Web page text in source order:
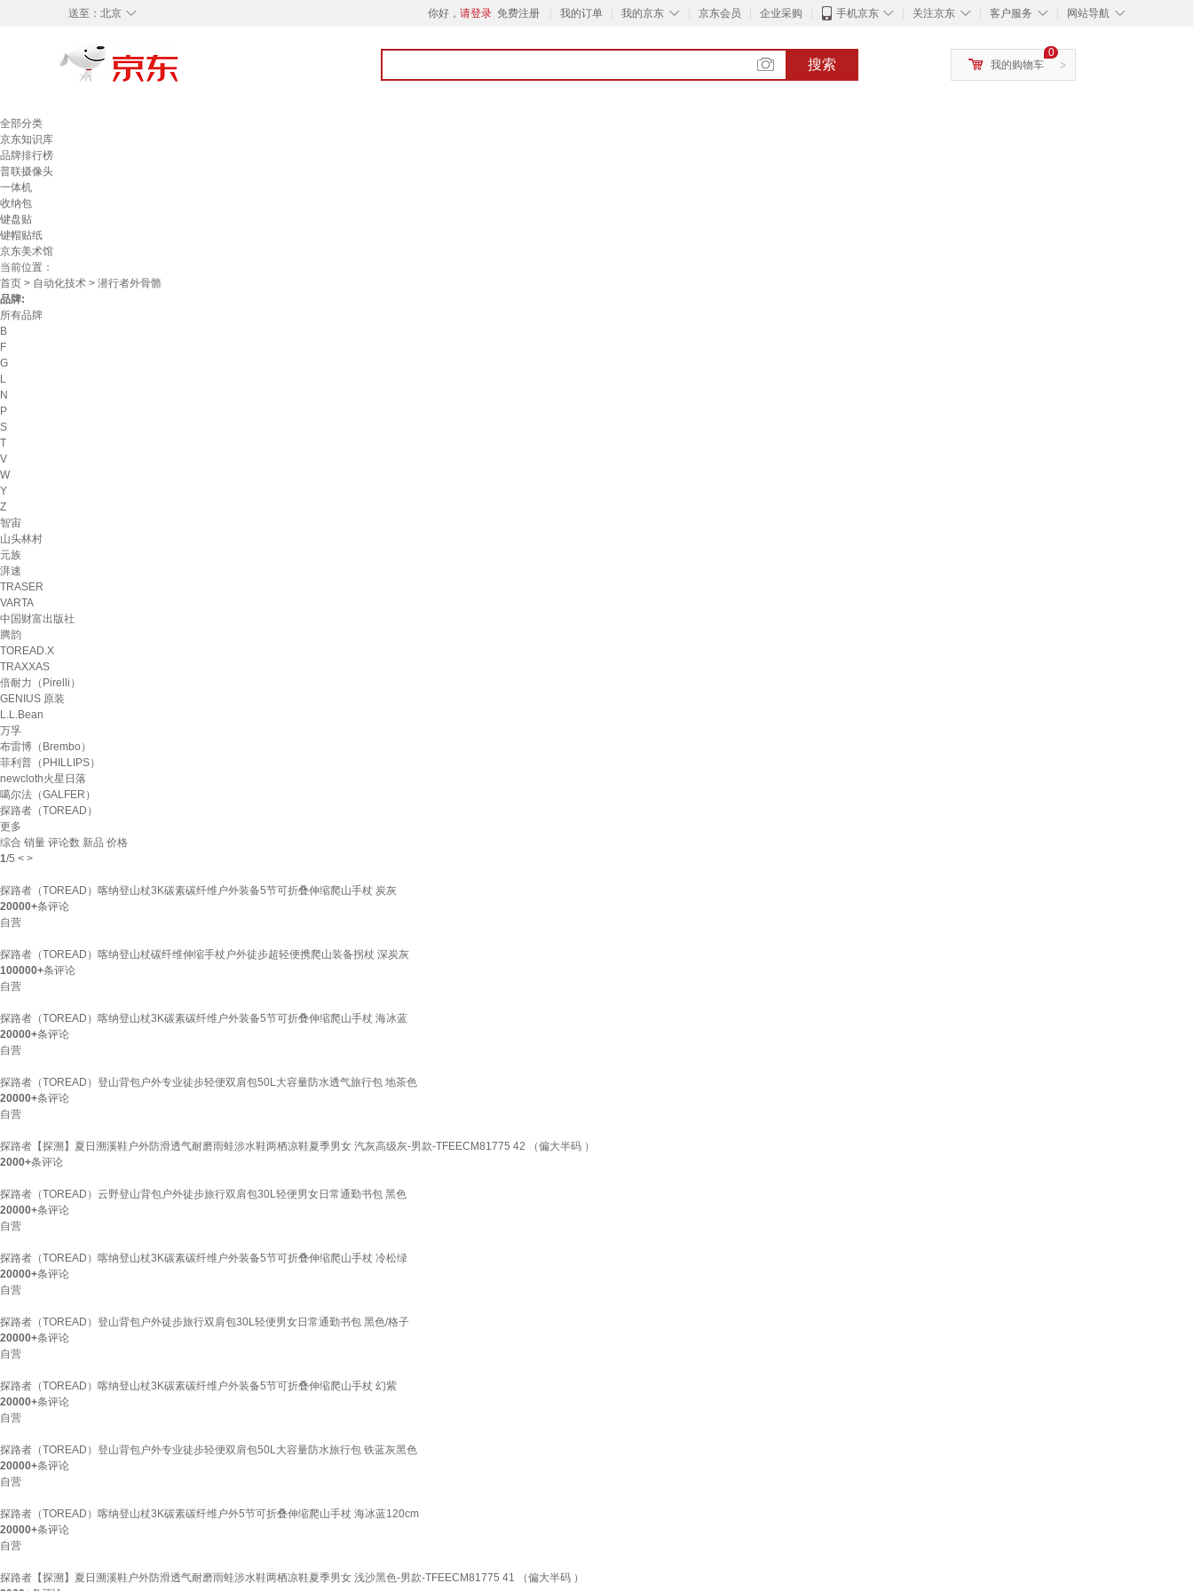
◇
送至： 北京 你好， 请登录 免费注册 我的订单 ◇
我的京东 京东会员 企业采购 ◇
手机京东 ◇
关注京东 ◇
客户服务 ◇
网站导航
搜索 >
0
我的购物车
全部分类
京东知识库
品牌排行榜
普联摄像头
一体机
收纳包
键盘贴
键帽贴纸
京东美术馆
当前位置：
首页 > 自动化技术 > 潜行者外骨骼
品牌:
所有品牌
B
F
G
L
N
P
S
T
V
W
Y
Z
智宙
山头林村
元族
湃速
TRASER
VARTA
中国财富出版社
腾韵
TOREAD.X
TRAXXAS
倍耐力（Pirelli）
GENIUS 原装
L.L.Bean
万孚
布雷博（Brembo）
菲利普（PHILLIPS）
newcloth火星日落
噶尔法（GALFER）
探路者（TOREAD）
更多
综合 销量 评论数 新品 价格
1/5 < >
探路者（TOREAD）喀纳登山杖3K碳素碳纤维户外装备5节可折叠伸缩爬山手杖 炭灰
20000+条评论
自营
探路者（TOREAD）喀纳登山杖碳纤维伸缩手杖户外徒步超轻便携爬山装备拐杖 深炭灰
100000+条评论
自营
探路者（TOREAD）喀纳登山杖3K碳素碳纤维户外装备5节可折叠伸缩爬山手杖 海冰蓝
20000+条评论
自营
探路者（TOREAD）登山背包户外专业徒步轻便双肩包50L大容量防水透气旅行包 地茶色
20000+条评论
自营
探路者【探溯】夏日溯溪鞋户外防滑透气耐磨雨蛙涉水鞋两栖凉鞋夏季男女 汽灰高级灰-男款-TFEECM81775 42 （偏大半码 ）
2000+条评论
探路者（TOREAD）云野登山背包户外徒步旅行双肩包30L轻便男女日常通勤书包 黑色
20000+条评论
自营
探路者（TOREAD）喀纳登山杖3K碳素碳纤维户外装备5节可折叠伸缩爬山手杖 冷松绿
20000+条评论
自营
探路者（TOREAD）登山背包户外徒步旅行双肩包30L轻便男女日常通勤书包 黑色/格子
20000+条评论
自营
探路者（TOREAD）喀纳登山杖3K碳素碳纤维户外装备5节可折叠伸缩爬山手杖 幻紫
20000+条评论
自营
探路者（TOREAD）登山背包户外专业徒步轻便双肩包50L大容量防水旅行包 铁蓝灰黑色
20000+条评论
自营
探路者（TOREAD）喀纳登山杖3K碳素碳纤维户外5节可折叠伸缩爬山手杖 海冰蓝120cm
20000+条评论
自营
探路者【探溯】夏日溯溪鞋户外防滑透气耐磨雨蛙涉水鞋两栖凉鞋夏季男女 浅沙黑色-男款-TFEECM81775 41 （偏大半码 ）